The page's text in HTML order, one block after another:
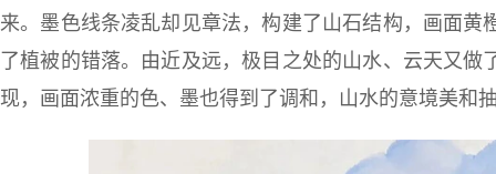
来。墨色线条凌乱却见章法，构建了山石结构，画面
了植被的错落。由近及远，极目之处的山水、云天又
现，画面浓重的色、墨也得到了调和，山水的意境美和